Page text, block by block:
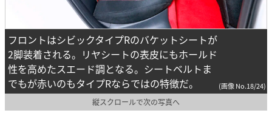
フロントはシビックタイプRのバケットシートが
2脚装着される。リヤシートの表皮にもホールド
性を高めたスエード調となる。シートベルトま
でもが赤いのもタイプRならではの特徴だ。
(画像 No.18/24)
縦スクロールで次の写真へ